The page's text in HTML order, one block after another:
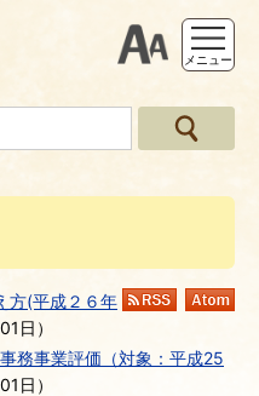
支援ツー
メニュー
RSS
方(平成２６年
日 ）
務事業評価（対象：平成25
日 ）